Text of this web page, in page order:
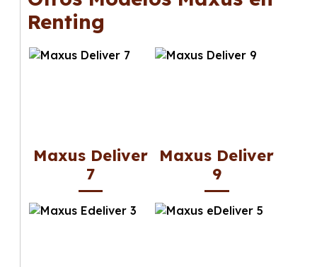
Renting
Maxus Deliver
7
Maxus Deliver
9